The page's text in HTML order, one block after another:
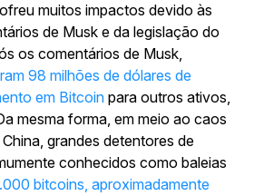
muitos impactos devido às
de Musk e da legislação do
os comentários de Musk,
98 milhões de dólares de
em Bitcoin para outros ativos,
mesma forma, em meio ao caos
grandes detentores de
conhecidos como baleias
bitcoins, aproximadamente